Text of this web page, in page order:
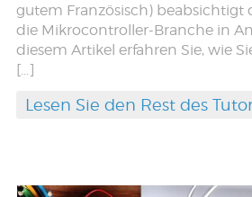
gutem Französisch) beabsichtigt
die Mikrocontroller-Branche in
diesem Artikel erfahren Sie, wie
[…]
Lesen Sie den Rest des